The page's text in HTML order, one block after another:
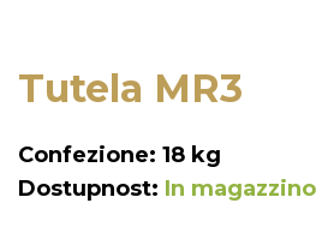
Tutela MR3
Confezione: 18 kg
Dostupnost: In magazzino